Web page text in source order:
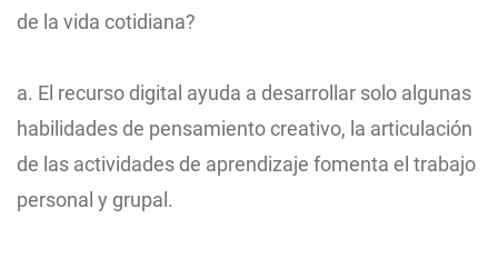
de la vida cotidiana?
a. El recurso digital ayuda a desarrollar solo algunas
habilidades de pensamiento creativo, la articulación
de las actividades de aprendizaje fomenta el trabajo
personal y grupal.